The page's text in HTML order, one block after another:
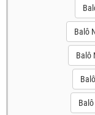
Balô
Balô